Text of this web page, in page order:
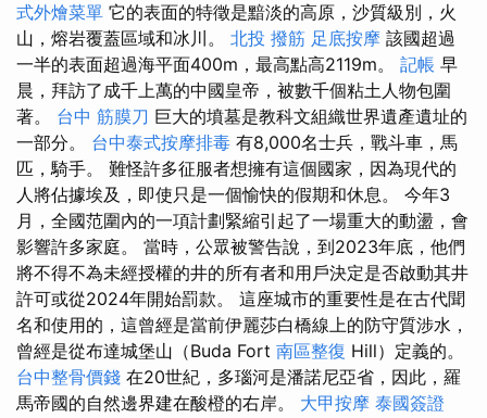
式外燴菜單 它的表面的特徵是黯淡的高原，沙質級別，火
山，熔岩覆蓋區域和冰川。 北投 撥筋 足底按摩 該國超過
一半的表面超過海平面400m，最高點高2119m。 記帳 早
晨，拜訪了成千上萬的中國皇帝，被數千個粘土人物包圍
著。 台中 筋膜刀 巨大的墳墓是教科文組織世界遺產遺址的
一部分。 台中泰式按摩排毒 有8,000名士兵，戰斗車，馬
匹，騎手。 難怪許多征服者想擁有這個國家，因為現代的
人將佔據埃及，即使只是一個愉快的假期和休息。 今年3
月，全國范圍內的一項計劃緊縮引起了一場重大的動盪，會
影響許多家庭。 當時，公眾被警告說，到2023年底，他們
將不得不為未經授權的井的所有者和用戶決定是否啟動其井
許可或從2024年開始罰款。 這座城市的重要性是在古代聞
名和使用的，這曾經是當前伊麗莎白橋線上的防守質涉水，
曾經是從布達城堡山（Buda Fort 南區整復 Hill）定義的。
台中整骨價錢 在20世紀，多瑙河是潘諾尼亞省，因此，羅
馬帝國的自然邊界建在酸橙的右岸。 大甲按摩 泰國簽證